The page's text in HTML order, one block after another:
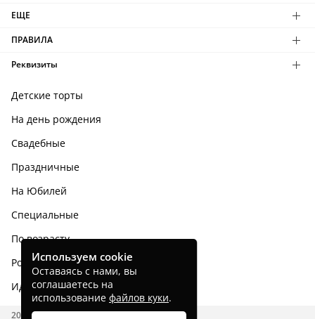
ЕЩЕ
ПРАВИЛА
Реквизиты
Детские торты
На день рождения
Свадебные
Праздничные
На Юбилей
Специальные
По возрасту
Родным и близким
Идеи тортов
2026 CAKES.RU
Используем cookie
Оставаясь с нами, вы
соглашаетесь на
использование файлов куки.